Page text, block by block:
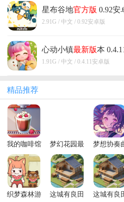
度过高或过低的情况，所
模拟类游戏，那么《桃源
的！
个桃源更像桃源了呢？ 【
特色的模拟经营游戏，优
元体验一下游戏的内容，
家很大的选择空间的。
起来有点肝，并且由于无
后面玩起来很枯燥。游戏
瑕疵，但也还算是个亮点
要不要花68元的解锁全部
让玩家在游玩的时候有股
有些不足的。并且游戏的
血条类型的设计，直接显
此之外，该游戏还有很多
题，我正常体验其他游戏
单重进才能成功，这种情
没有遇到过，尤其是这种
深处有人家开服的时候也
能参加的状态。但是那种
会出现的，我体验该游戏
时体验，因此还是不能理
字体问题。游戏的字体以
了，以至于我有时候都没
且我体验游戏的时候，看
会遇到野兽的袭击并且。
未完全制造好，加上资源
困难模式的话，这方面的
制作也跟得上，那基本不
物，灶台的制作可以尽量
大致讲一下前期的这一方
么可做的，先把前期可做
物品就按要求去采集，这
处，像衣服能够在比较极
能够劳作，灶台跟药房的
到把这些东西都做完之后
内的种种玩法与目标了。
引导虽说有，但或许还是
适当延长一下该做什么物
定非常贴合现实，因为拥
采集效率，也符合了生存
们就可以着手建造茅草屋
居住场所。尤其是在夜晚
建造体系的引入为游戏增
家需要考虑如何优化资源
设施进行建造，以满足居
发展水平。每一次成功建
家带来成就感和满足感，
性和长期挑战性。 这类生
都是相对较长的，因此在
耐心。从游戏的一开始，
划。无论是食物供应、人
星布谷地官方版 0.92安
2.91G / 中文 / 0.92安卓版
心动小镇最新版本
1.91G / 中文 / 0.4.11安卓版
精品推荐
我的咖啡馆
内置菜单版
(My Cafe)
梦幻花园最
新版本
梦想协奏
少女乐团
对九游版
织梦森林游
这城有良田
这城有良